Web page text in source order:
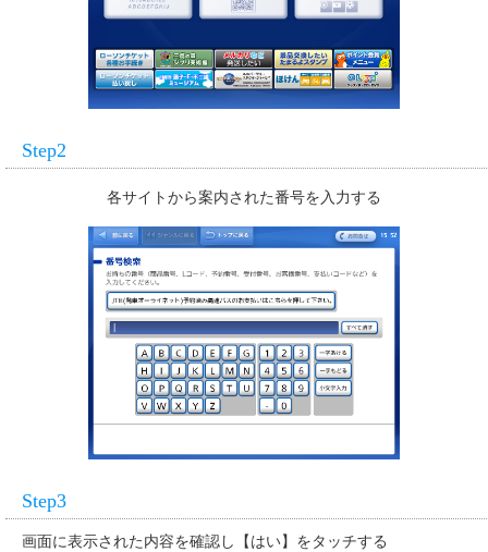
Step2
各サイトから案内された番号を入力する
Step3
画面に表示された内容を確認し【はい】をタッチする